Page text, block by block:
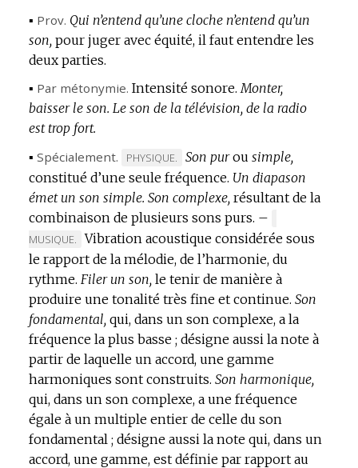
▪ Prov. Qui n’entend qu’une cloche n’entend qu’un
son, pour juger avec équité, il faut entendre les
deux parties.
▪ Par métonymie. Intensité sonore. Monter,
baisser le son. Le son de la télévision, de la radio
est trop fort.
▪ Spécialement.
MARQUE
DE
DOMAINE
:
PHYSIQUE. Son purou simple,
constitué d’une seule fréquence. Un diapason
émet un son simple. Son complexe, résultant de la
combinaison de plusieurs sons purs. –
DE
DOMAINE
:
MUSIQUE.
Vibration acoustique considérée sous
le rapport de la mélodie, de l’harmonie, du
rythme. Filer un son, le tenir de manière à
produire une tonalité très fine et continue. Son
fondamental, qui, dans un son complexe, a la
fréquence la plus basse ; désigne aussi la note à
partir de laquelle un accord, une gamme
harmoniques sont construits. Son harmonique,
qui, dans un son complexe, a une fréquence
égale à un multiple entier de celle du son
fondamental ; désigne aussi la note qui, dans un
accord, une gamme, est définie par rapport au